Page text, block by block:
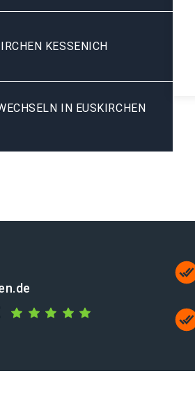
KESSENICH
IN EUSKIRCHEN K